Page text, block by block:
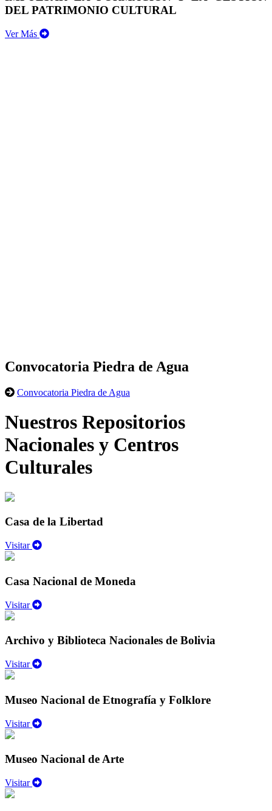
DEL PATRIMONIO CULTURAL
Ver Más
Convocatoria Piedra de Agua
Convocatoria Piedra de Agua
Nuestros Repositorios
Nacionales y Centros
Culturales
Casa de la Libertad
Visitar
Casa Nacional de Moneda
Visitar
Archivo y Biblioteca Nacionales de Bolivia
Visitar
Museo Nacional de Etnografía y Folklore
Visitar
Museo Nacional de Arte
Visitar